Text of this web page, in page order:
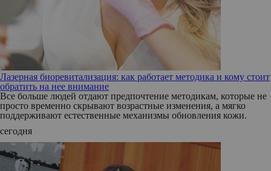
Лазерная биоревитализация: как работает методика и кому стоит
обратить на нее внимание
Все больше людей отдают предпочтение методикам, которые не
просто временно скрывают возрастные изменения, а мягко
поддерживают естественные механизмы обновления кожи.
сегодня